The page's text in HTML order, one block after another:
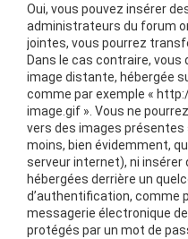
Oui, vous pouvez insérer
administrateurs du forum
jointes, vous pourrez
Dans le cas contraire, vous
image distante, hébergée
comme par exemple «
image.gif ». Vous ne
vers des images
moins, bien évidemment,
serveur internet), ni insérer
hébergées derrière un
d’authentification, comme
messagerie électronique
protégés par un mot de